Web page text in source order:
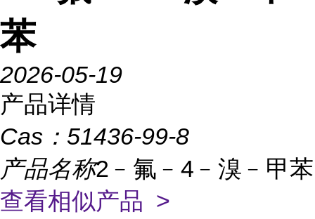
苯
2026-05-19
产品详情
Cas： 51436-99-8
产品名称2﹣氟﹣4﹣溴﹣甲苯
查看相似产品 >